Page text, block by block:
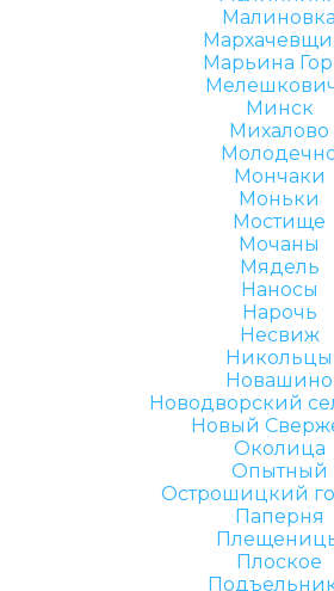
Малиновка
Марьина
Минск
Михалово
Мончаки
Моньки
Мостище
Мочаны
Мядель
Наносы
Нарочь
Несвиж
Никольцы
Новашино
Новодворский
Новый
Околица
Опытный
Острошицкий
Паперня
Плоское